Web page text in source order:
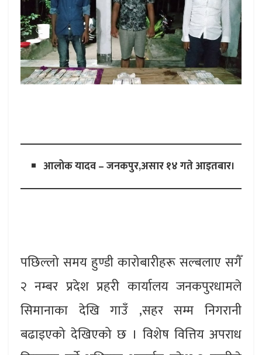
आलोक यादव – जनकपुर,असार १४ गते आइतबार।
पछिल्लो समय हुण्डी कारोबारीहरू सल्बलाए सगैँ
२ नम्बर प्रदेश प्रहरी कार्यालय जनकपुरधामले
सिमानाका देखि गाउँ ,सहर सम्म निगरानी
बढाइएको देखिएको छ । विशेष वित्तिय अपराध